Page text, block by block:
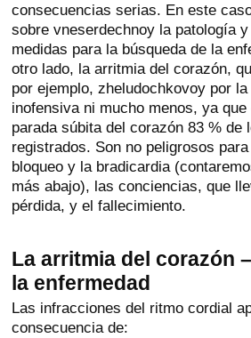
consecuencias serias. En este
sobre vneserdechnoy la patología
medidas para la búsqueda de la
otro lado, la arritmia del corazón,
por ejemplo, zheludochkovoy por
inofensiva ni mucho menos, ya
parada súbita del corazón 83 % de
registrados. Son no peligrosos
bloqueo y la bradicardia
más abajo), las conciencias, que
pérdida, y el fallecimiento.
La arritmia del corazón
la enfermedad
Las infracciones del ritmo cordial
consecuencia de: